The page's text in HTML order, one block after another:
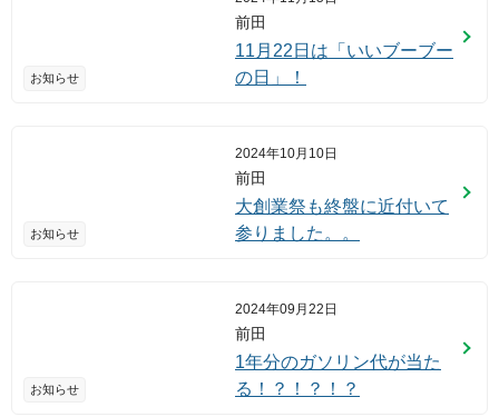
お知らせ
前田
11月22日は「いいブーブー
の日」！
お知らせ
2024年10月10日
前田
大創業祭も終盤に近付いて
参りました。。
お知らせ
2024年09月22日
前田
1年分のガソリン代が当た
る！？！？！？